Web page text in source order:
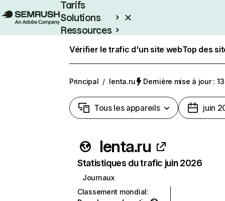
Tarifs
Solutions
Ressources
Vérifier le trafic d'un site webTop des
Principal / lenta.ru Dernière mise à jour :
Tous les appareils juin
lenta.ru
Statistiques du trafic juin 2026
Journaux
Classement mondial: